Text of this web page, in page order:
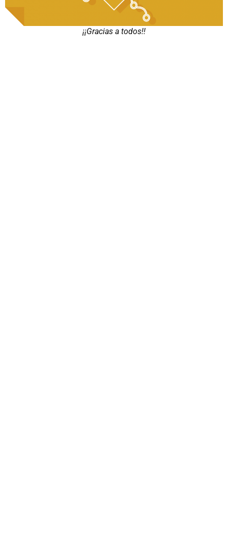
¡¡Gracias a todos!!